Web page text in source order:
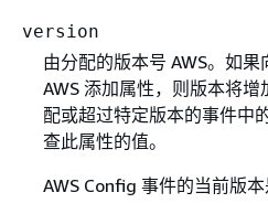
version
由分配的版本号 AWS。如果
AWS 添加属性，则版本将
配或超过特定版本的事件中
查此属性的值。
AWS Config 事件的当前版本